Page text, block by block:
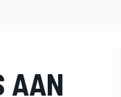
AAN